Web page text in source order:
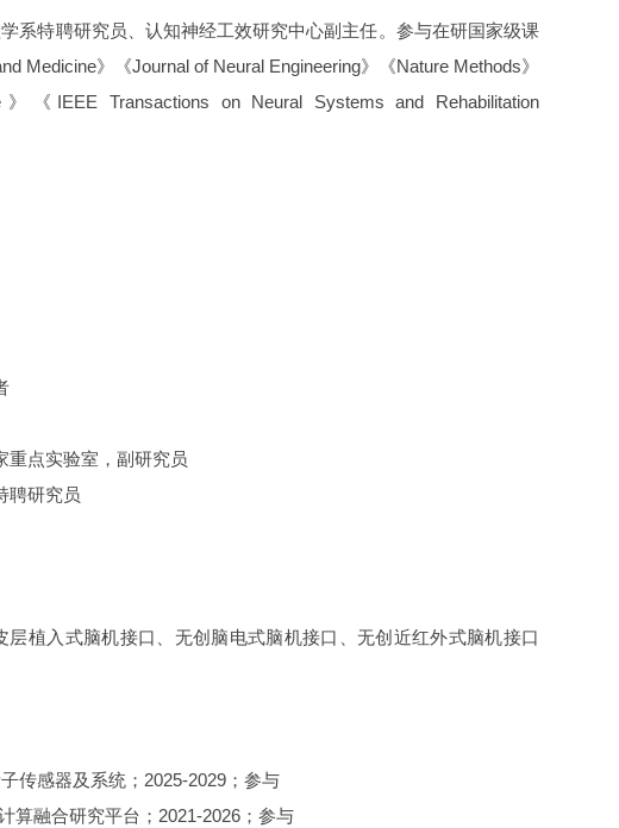
系特聘研究员、认知神经工效研究中心副主任。参与在研国家级课
Medicine》《Journal of Neural Engineering》《Nature Methods》
《IEEE Transactions on Neural Systems and Rehabilitation
重点实验室，副研究员
聘研究员
植入式脑机接口、无创脑电式脑机接口、无创近红外式脑机接口
传感器及系统；2025-2029；参与
算融合研究平台；2021-2026；参与